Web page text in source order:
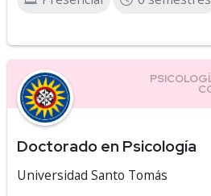
Doctorado en Psicología
Universidad Santo Tomás